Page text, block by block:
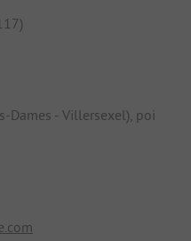
Dames - Villersexel), poi